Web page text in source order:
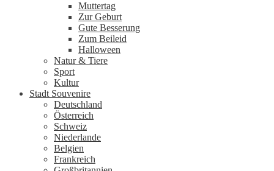
Muttertag
Zur Geburt
Gute Besserung
Zum Beileid
Halloween
Natur & Tiere
Sport
Kultur
Stadt Souvenire
Deutschland
Österreich
Schweiz
Niederlande
Belgien
Frankreich